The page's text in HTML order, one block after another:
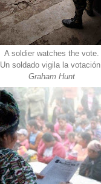
A soldier watches the vote.
Un soldado vigila la votación.
Graham Hunt